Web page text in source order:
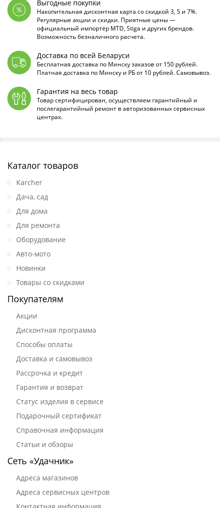
Выгодные покупки
Накопительная дисконтная карта со скидкой 3, 5 и 7%.
Регулярные акции и скидки. Приятные цены —
официальный импортёр MTD, Stiga и других брендов.
Возможность безналичного расчета.
Доставка по всей Беларуси
Бесплатная доставка по Минску заказов от 150 рублей.
Платная доставка по Минску и РБ от 10 рублей. Самовывоз.
Гарантия на весь товар
Товар сертифицирован, осуществляем гарантийный и
послегарантийный ремонт в авторизованных сервисных
центрах.
Каталог товаров
Karcher
Дача, сад
Для дома
Для ремонта
Оборудование
Авто-мото
Новинки
Товары со скидками
Покупателям
Акции
Дисконтная программа
Способы оплаты
Доставка и самовывоз
Рассрочка и кредит
Гарантия и возврат
Статус изделия в сервисе
Подарочный сертификат
Справочная информация
Статьи и обзоры
Сеть «Удачник»
Адреса магазинов
Адреса сервисных центров